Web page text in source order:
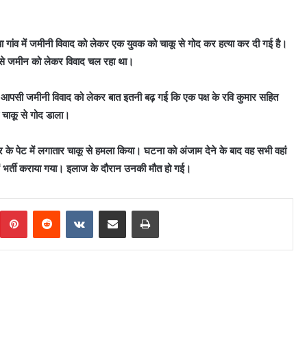
गांव में जमीनी विवाद को लेकर एक युवक को चाकू से गोद कर हत्या कर दी गई है।
जमीन को लेकर विवाद चल रहा था।
जमीनी विवाद को लेकर बात इतनी बढ़ गई कि एक पक्ष के रवि कुमार सहित
से गोद डाला।
के पेट में लगातार चाकू से हमला किया। घटना को अंजाम देने के बाद वह सभी वहां
कराया गया। इलाज के दौरान उनकी मौत हो गई।
PinterestReddit VKontakteShare via Email Print